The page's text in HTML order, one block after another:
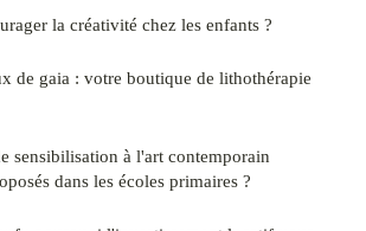
la créativité chez les enfants ?
de gaia : votre boutique de lithothérapie
sensibilisation à l'art contemporain
dans les écoles primaires ?